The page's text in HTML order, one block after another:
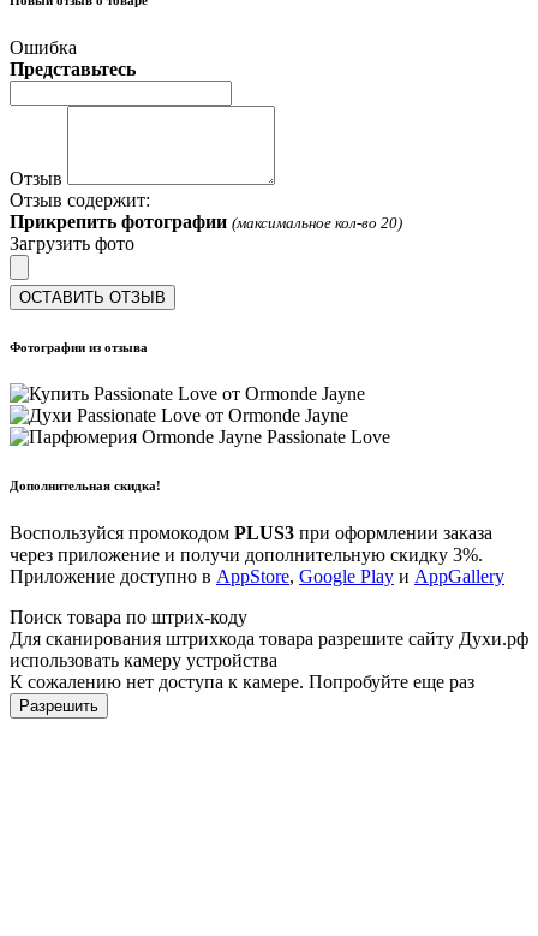
Ошибка
Представьтесь
Отзыв
Отзыв содержит:
Прикрепить фотографии (максимальное кол-во 20)
Загрузить фото
ОСТАВИТЬ ОТЗЫВ
Фотографии из отзыва
Дополнительная скидка!
Воспользуйся промокодом PLUS3 при оформлении заказа
через приложение и получи дополнительную скидку 3%.
Приложение доступно в AppStore, Google Play и AppGallery
Поиск товара по штрих-коду
Для сканирования штрихкода товара разрешите сайту Духи.рф
использовать камеру устройства
К сожалению нет доступа к камере. Попробуйте еще раз
Разрешить